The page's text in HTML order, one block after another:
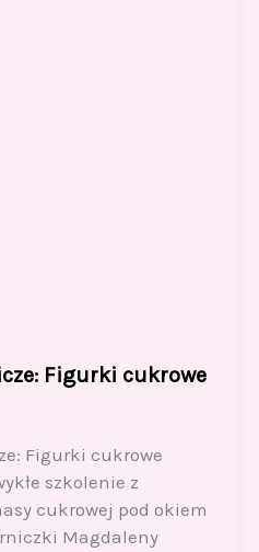
Figurki cukrowe
Figurki cukrowe
szkolenie z
cukrowej pod okiem
Magdaleny